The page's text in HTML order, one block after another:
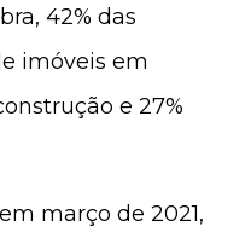
42% das
imóveis em
e 27%
março de 2021,